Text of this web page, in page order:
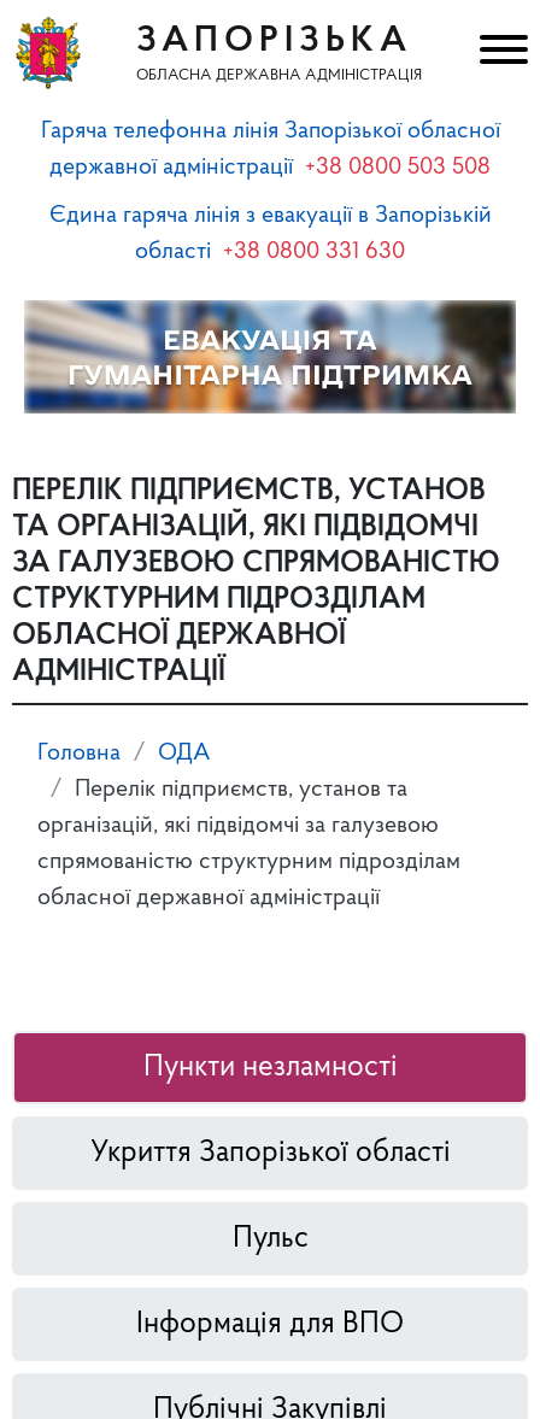
ЗАПОРІЗЬКА
ОБЛАСНА ДЕРЖАВНА АДМІНІСТРАЦІЯ
Гаряча телефонна лінія Запорізької обласної
державної адміністрації +38 0800 503 508
Єдина гаряча лінія з евакуації в Запорізькій
області +38 0800 331 630
ПЕРЕЛІК ПІДПРИЄМСТВ, УСТАНОВ
ТА ОРГАНІЗАЦІЙ, ЯКІ ПІДВІДОМЧІ
ЗА ГАЛУЗЕВОЮ СПРЯМОВАНІСТЮ
СТРУКТУРНИМ ПІДРОЗДІЛАМ
ОБЛАСНОЇ ДЕРЖАВНОЇ
АДМІНІСТРАЦІЇ
Головна
ОДА
Перелік підприємств, установ та
організацій, які підвідомчі за галузевою
спрямованістю структурним підрозділам
обласної державної адміністрації
Пункти незламності
Укриття Запорізької області
Пульс
Інформація для ВПО
Публічні Закупівлі